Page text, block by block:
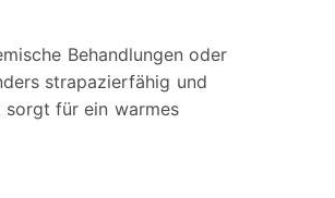
Behandlungen oder
strapazierfähig und
sorgt für ein warmes